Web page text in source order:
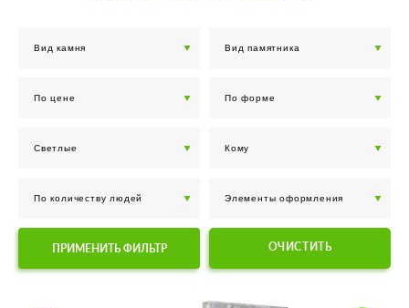
ПРИМЕНИТЬ ФИЛЬТР ОЧИСТИТЬ